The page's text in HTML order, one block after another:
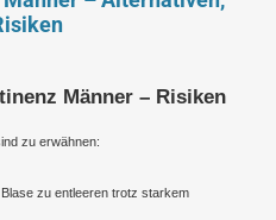
Männer – Risiken
zu erwähnen:
zu entleeren trotz starkem